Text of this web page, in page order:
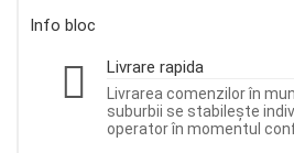
Info bloc
Livrare rapida
Livrarea comenzilor în
suburbii se stabilește
operator în momentul